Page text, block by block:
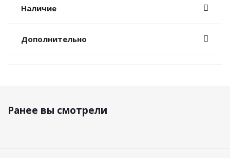
Наличие
Дополнительно
Ранее вы смотрели